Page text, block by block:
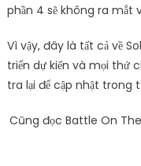
phần 4 sẽ không ra mắt
Vì vậy, đây là tất cả về
triển dự kiến ​​và mọi thứ
tra lại để cập nhật trong
Cũng đọc Battle On